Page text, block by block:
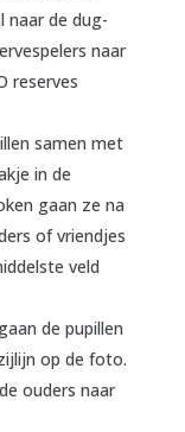
naar de dug-
naar
reserves
samen met
in de
gaan ze na
of vriendjes
veld
de pupillen
op de foto.
ouders naar